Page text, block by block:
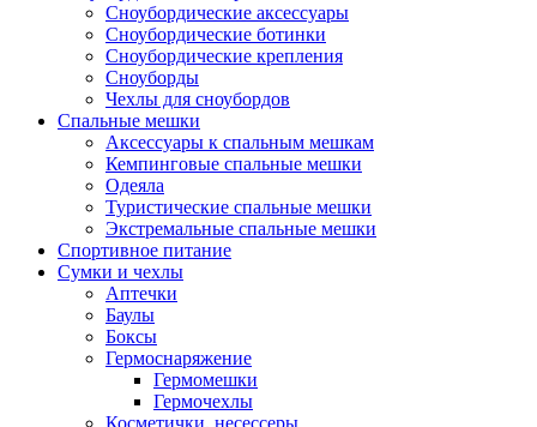
Сноубордические аксессуары
Сноубордические ботинки
Сноубордические крепления
Сноуборды
Чехлы для сноубордов
Спальные мешки
Аксессуары к спальным мешкам
Кемпинговые спальные мешки
Одеяла
Туристические спальные мешки
Экстремальные спальные мешки
Спортивное питание
Сумки и чехлы
Аптечки
Баулы
Боксы
Гермоснаряжение
Гермомешки
Гермочехлы
Косметички, несессеры